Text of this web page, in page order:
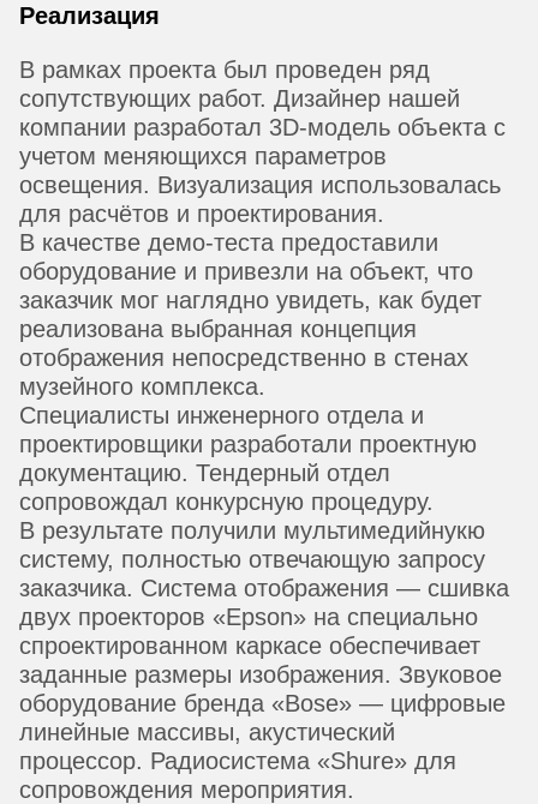
Реализация
В рамках проекта был проведен ряд
сопутствующих работ. Дизайнер нашей
компании разработал 3D-модель объекта с
учетом меняющихся параметров
освещения. Визуализация использовалась
для расчётов и проектирования.
В качестве демо-теста предоставили
оборудование и привезли на объект, что
заказчик мог наглядно увидеть, как будет
реализована выбранная концепция
отображения непосредственно в стенах
музейного комплекса.
Специалисты инженерного отдела и
проектировщики разработали проектную
документацию. Тендерный отдел
сопровождал конкурсную процедуру.
В результате получили мультимедийнукю
систему, полностью отвечающую запросу
заказчика. Система отображения — сшивка
двух проекторов «Epson» на специально
спроектированном каркасе обеспечивает
заданные размеры изображения. Звуковое
оборудование бренда «Bose» — цифровые
линейные массивы, акустический
процессор. Радиосистема «Shure» для
сопровождения мероприятия.